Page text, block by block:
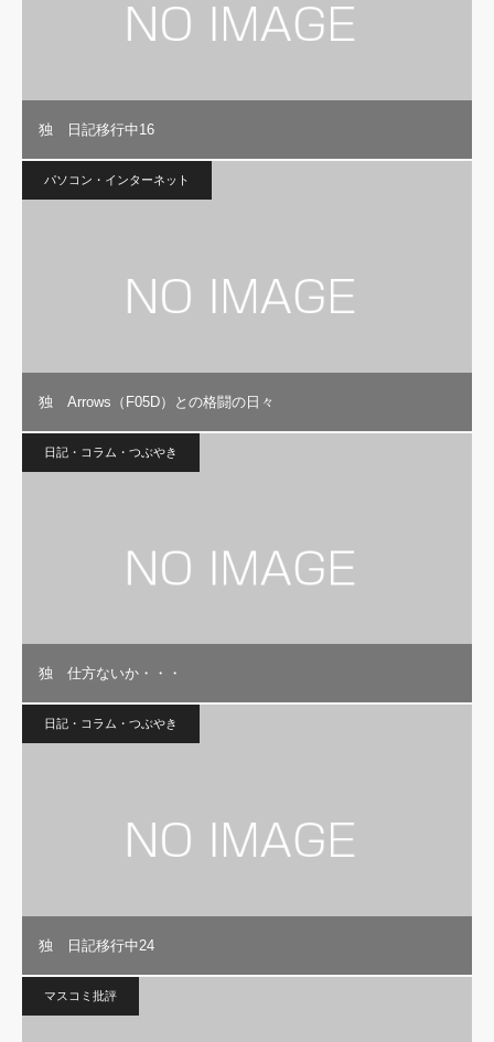
独 日記移行中16
パソコン・インターネット
独 Arrows（F05D）との格闘の日々
日記・コラム・つぶやき
独 仕方ないか・・・
日記・コラム・つぶやき
独 日記移行中24
マスコミ批評